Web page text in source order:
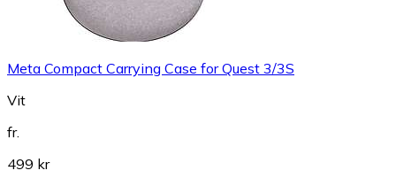
Meta Compact Carrying Case for Quest 3/3S
Vit
fr.
499 kr